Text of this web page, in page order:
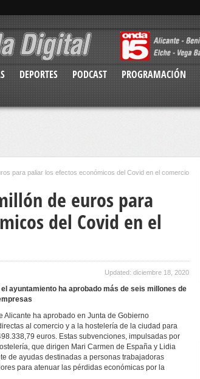
DEPORTES PODCAST PROGRAMACIÓN
para paliar los efectos económicos del Covid en el comercio
de euros para
del Covid en el
Updated: diciembre 18, 2020
ayuntamiento ha aprobado más de seis millones de
Alicante ha aprobado en Junta de Gobierno
al comercio y a la hostelería de la ciudad para
euros. Estas subvenciones, impulsadas por
que dirigen Mari Carmen de España y Lidia
de ayudas destinadas a personas trabajadoras
para atenuar las pérdidas económicas por la